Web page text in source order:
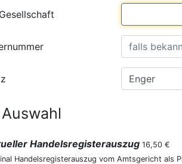
Handelsregisterauszug 16,50 €
Handelsregisterauszug vom Amtsgericht als